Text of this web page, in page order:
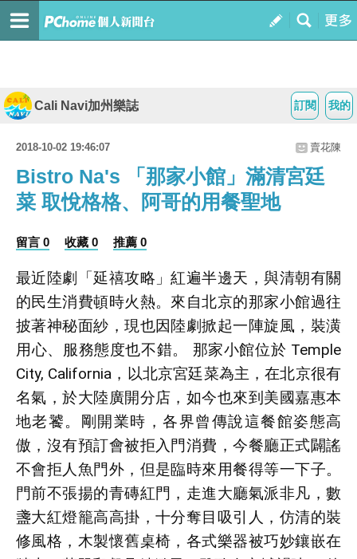
我的
訂閱
Cali Navi加州樂誌
2018-10-02 19:46:07 賣花陳
Bistro Na's 「那家小館」滿清宮廷
菜 取悅格格、阿哥的用餐聖地
留言 0 收藏 0 推薦 0
最近陸劇「延禧攻略」紅遍半邊天，與清朝有關
的民生消費頓時火熱。來自北京的那家小館過往
披著神秘面紗，現也因陸劇掀起一陣旋風，裝潢
用心、服務態度也不錯。 那家小館位於 Temple
City, California，以北京宮廷菜為主，在北京很有
名氣，於大陸廣開分店，如今也來到美國嘉惠本
地老饕。剛開業時，各界曾傳說這餐館姿態高
傲，沒有預訂會被拒入門消費，今餐廳正式闢謠
不會拒人魚門外，但是臨時來用餐得等一下子。
門前不張揚的青磚紅門，走進大廳氣派非凡，數
盞大紅燈籠高高掛，十分奪目吸引人，仿清的裝
修風格，木製懷舊桌椅，各式樂器被巧妙鑲嵌在